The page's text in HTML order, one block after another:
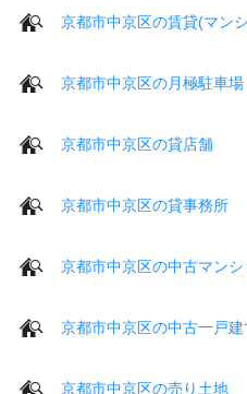
京都市中京区の賃貸(マン
京都市中京区の月極駐車場
京都市中京区の貸店舗
京都市中京区の貸事務所
京都市中京区の中古マンシ
京都市中京区の中古一戸建
京都市中京区の売り土地